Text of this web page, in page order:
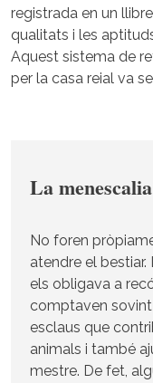
registrada en un
qualitats i les
Aquest sistema de
per la casa reial va
La
No foren
atendre el
els obligava a
comptaven
esclaus que
animals i també
mestre. De fet,